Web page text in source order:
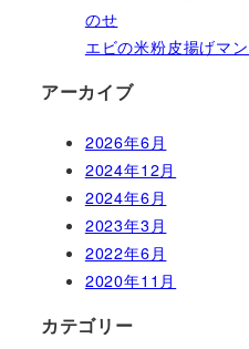
のせ
エビの米粉皮揚げマ
アーカイブ
2026年6月
2024年12月
2024年6月
2023年3月
2022年6月
2020年11月
カテゴリー